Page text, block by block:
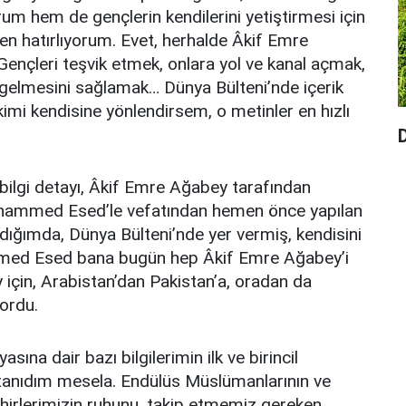
hem de gençlerin kendilerini yetiştirmesi için
hatırlıyorum. Evet, herhalde Âkif Emre
teşvik etmek, onlara yol ve kanal açmak,
sağlamak… Dünya Bülteni’nde içerik
kendisine yönlendirsem, o metinler en hızlı
detayı, Âkif Emre Ağabey tarafından
Esed’le vefatından hemen önce yapılan
Dünya Bülteni’nde yer vermiş, kendisini
Esed bana bugün hep Âkif Emre Ağabey’i
Arabistan’dan Pakistan’a, oradan da
dair bazı bilgilerimin ilk ve birincil
mesela. Endülüs Müslümanlarının ve